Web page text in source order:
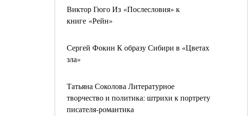
Виктор Гюго Из «Послесловия» к
книге «Рейн»
Сергей Фокин К образу Сибири в «Цветах
зла»
Татьяна Соколова Литературное
творчество и политика: штрихи к портрету
писателя-романтика